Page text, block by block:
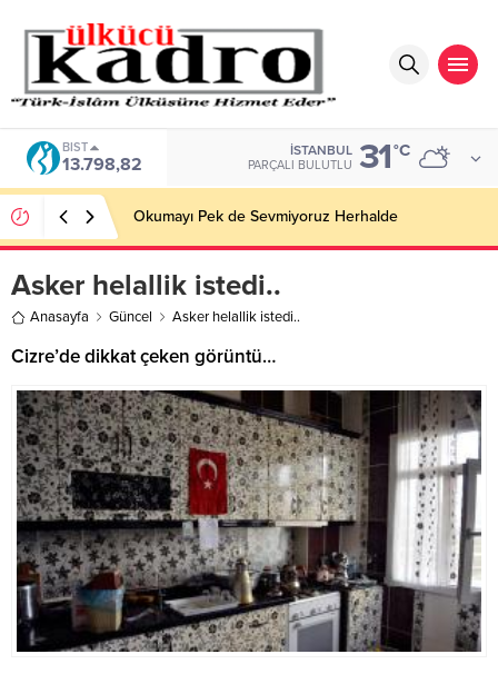
BIST
13.798,82
İSTANBUL
PARÇALI BULUTLU 31°C
Okumayı Pek de Sevmiyoruz Herhalde
Asker helallik istedi..
Anasayfa Güncel Asker helallik istedi..
Cizre’de dikkat çeken görüntü…